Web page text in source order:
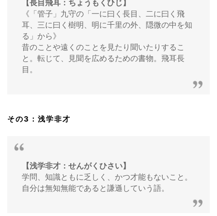
【長目飛耳：ちょうもくひじ】
《「管子」九守の「一に曰く長目、二に曰く飛
耳、三に曰く樹明、明に千里の外、隠微の中を知
る」から》
昔のことや遠くのことを見たり聞いたりするこ
と。転じて、見聞を広めるための書物。飛耳長
目。
その3：浅学非才
【浅学非才：せんがくひさい】
学問、知識ともに乏しく、かつ才能もないこと。
自分は無知無能であると謙遜していう語。